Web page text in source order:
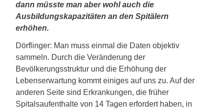
dann müsste man aber wohl auch die
Ausbildungskapazitäten an den Spitälern
erhöhen.
Dörflinger: Man muss einmal die Daten objektiv
sammeln. Durch die Veränderung der
Bevölkerungsstruktur und die Erhöhung der
Lebenserwartung kommt einiges auf uns zu. Auf der
anderen Seite sind Erkrankungen, die früher
Spitalsaufenthalte von 14 Tagen erfordert haben, in